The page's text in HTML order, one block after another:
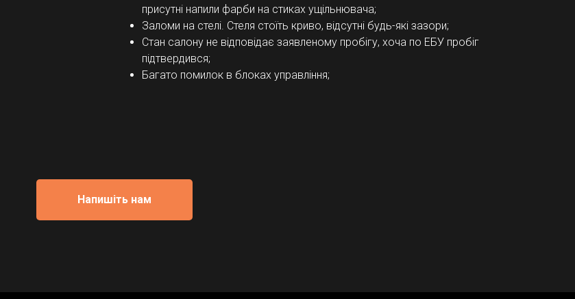
присутні напили фарби на стиках ущільнювача;
Заломи на стелі. Стеля стоїть криво, відсутні будь-які зазори;
Стан салону не відповідає заявленому пробігу, хоча по ЕБУ пробіг
підтвердився;
Багато помилок в блоках управління;
Напишіть нам